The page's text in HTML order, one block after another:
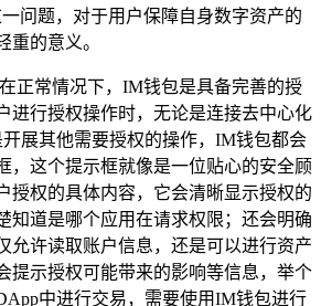
问题，对于用户保障自身数字资产的
重的意义。
正常情况下，IM钱包是具备完善的授
进行授权操作时，无论是连接去中心化
展其他需要授权的操作，IM钱包都会
，这个提示框就像是一位贴心的安全顾
授权的具体内容，它会清晰显示授权的
知道是哪个应用在请求权限；还会明确
允许读取账户信息，还是可以进行资产
提示授权可能带来的影响等信息，举个
中进行交易，需要使用IM钱包进行